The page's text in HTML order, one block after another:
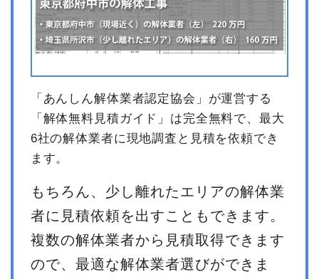
「あんしん解体業者認定協会」が運営する
「解体無料見積ガイド」は完全無料で、最大
6社の解体業者に現地調査と見積を依頼でき
ます。
もちろん、少し離れたエリアの解体業
者に見積依頼を出すこともできます。
複数の解体業者から見積取得できます
ので、最適な解体業者選びができま